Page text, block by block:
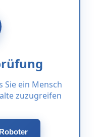
Sie ein Mensch
zuzugreifen